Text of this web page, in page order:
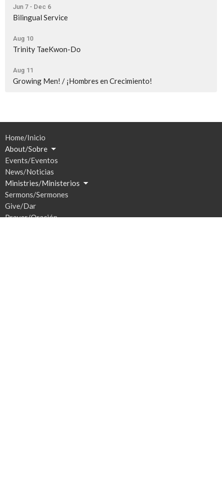
Jun 7 - Dec 6
Bilingual Service
Aug 10
Trinity TaeKwon-Do
Aug 11
Growing Men! / ¡Hombres en Crecimiento!
Home/Inicio
About/Sobre
Events/Eventos
News/Noticias
Ministries/Ministerios
Sermons/Sermones
Give/Dar
Prayer/Oración